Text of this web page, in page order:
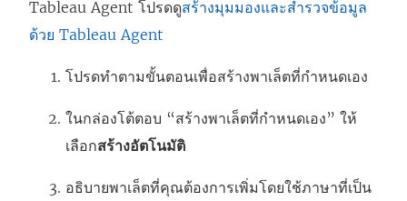
Tableau Agent โปรดดูสร้างมุมมองและสำรวจข้อมูล
ด้วย Tableau Agent
โปรดทำตามขั้นตอนเพื่อสร้างพาเล็ตที่กำหนดเอง
ในกล่องโต้ตอบ “สร้างพาเล็ตที่กำหนดเอง” ให้
เลือกสร้างอัตโนมัติ
อธิบายพาเล็ตที่คุณต้องการเพิ่มโดยใช้ภาษาที่เป็น